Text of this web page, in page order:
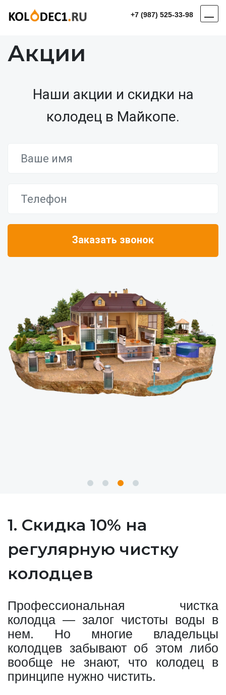
+7 (987) 525-33-98
Акции
Наши акции и скидки на
колодец в Майкопе.
1. Скидка 10% на
регулярную чистку
колодцев
Профессиональная чистка
колодца — залог чистоты воды в
нем. Но многие владельцы
колодцев забывают об этом либо
вообще не знают, что колодец в
принципе нужно чистить.